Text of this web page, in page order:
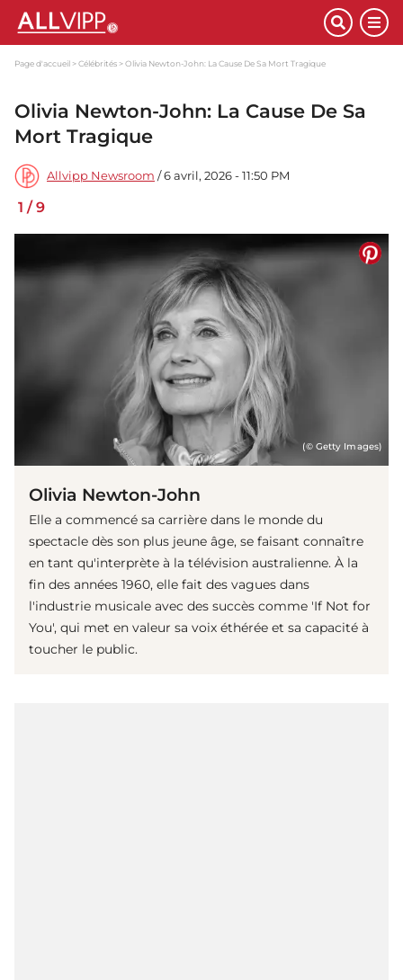
Page d'accueil Célébrités Olivia Newton-John: La Cause De Sa Mort Tragique
Olivia Newton-John: La Cause De Sa
Mort Tragique
Allvipp Newsroom / 6 avril, 2026 - 11:50 PM
1 /9
(© Getty Images)
Olivia Newton-John
Elle a commencé sa carrière dans le monde du
spectacle dès son plus jeune âge, se faisant connaître
en tant qu'interprète à la télévision australienne. À la
fin des années 1960, elle fait des vagues dans
l'industrie musicale avec des succès comme 'If Not for
You', qui met en valeur sa voix éthérée et sa capacité à
toucher le public.